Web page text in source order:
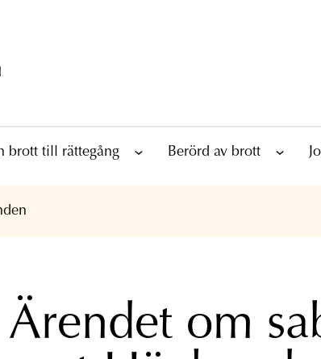
brott till rättegång Berörd av brott
Ärendet om